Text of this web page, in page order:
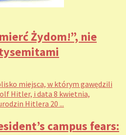
Żydom!”, nie
miejsca, w którym gawędzili
Hitler, i data 8 kwietnia,
Hitlera 20 ...
campus fears: